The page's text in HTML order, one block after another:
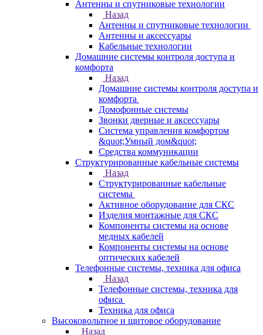
Антенны и спутниковые технологии
Назад
Антенны и спутниковые технологии
Антенны и аксессуары
Кабельные технологии
Домашние системы контроля доступа и
комфорта
Назад
Домашние системы контроля доступа и
комфорта
Домофонные системы
Звонки дверные и аксессуары
Система управления комфортом
&quot;Умный дом&quot;
Средства коммуникации
Структурированные кабельные системы
Назад
Структурированные кабельные
системы
Активное оборудование для СКС
Изделия монтажные для СКС
Компоненты системы на основе
медных кабелей
Компоненты системы на основе
оптических кабелей
Телефонные системы, техника для офиса
Назад
Телефонные системы, техника для
офиса
Техника для офиса
Высоковольтное и щитовое оборудование
Назад